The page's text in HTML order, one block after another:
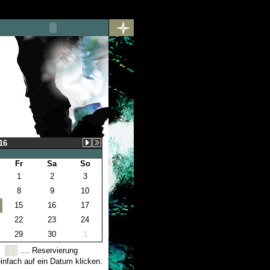
Fr Sa
So
1
2
3
8
9
10
15
16
17
22
23
24
29
30
1
.... Reservierung
auf ein Datum klicken.